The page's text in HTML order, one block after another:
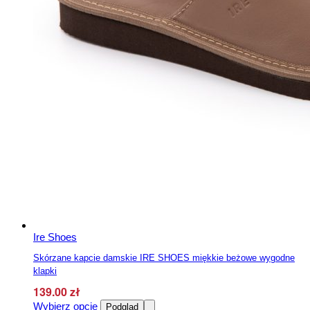
Ire Shoes
Skórzane kapcie damskie IRE SHOES miękkie beżowe wygodne
klapki
139.00zł
Wybierz opcje TenPodgląd